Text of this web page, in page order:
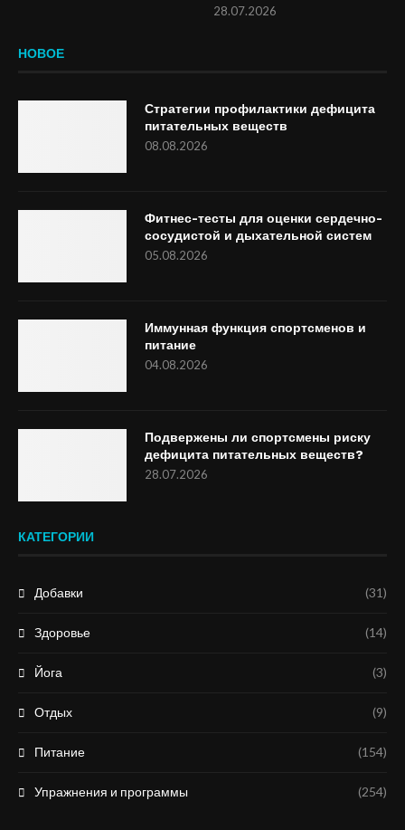
28.07.2026
НОВОЕ
Стратегии профилактики дефицита
питательных веществ
08.08.2026
Фитнес-тесты для оценки сердечно-
сосудистой и дыхательной систем
05.08.2026
Иммунная функция спортсменов и
питание
04.08.2026
Подвержены ли спортсмены риску
дефицита питательных веществ?
28.07.2026
КАТЕГОРИИ
Добавки (31)
Здоровье (14)
Йога (3)
Отдых (9)
Питание (154)
Упражнения и программы (254)